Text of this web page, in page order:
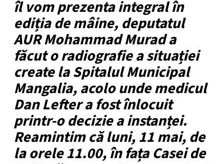
îl vom prezenta integral în
ediția de mâine, deputatul
AUR Mohammad Murad a
făcut o radiografie a situației
create la Spitalul Municipal
Mangalia, acolo unde medicul
Dan Lefter a fost înlocuit
printr-o decizie a instanței.
Reamintim că luni, 11 mai, de
la orele 11.00, în fața Casei de